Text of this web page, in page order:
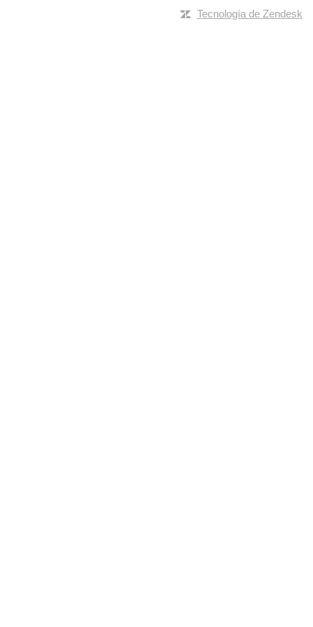
Tecnología de Zendesk